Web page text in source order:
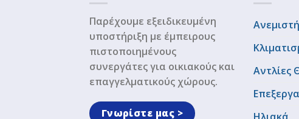
Παρέχουμε εξειδικευμένη
υποστήριξη με έμπειρους
πιστοποιημένους
συνεργάτες για οικιακούς και
επαγγελματικούς χώρους.
Γνωρίστε μας >
Αντλίες
Ηλιακά